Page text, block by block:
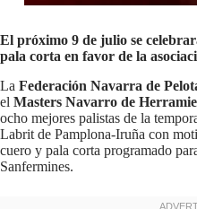
El próximo 9 de julio se
pala corta en favor de la
La Federación Navarra de
el Masters Navarro de
ocho mejores palistas de la
Labrit de Pamplona-Iruña con
cuero y pala corta programado
Sanfermines.